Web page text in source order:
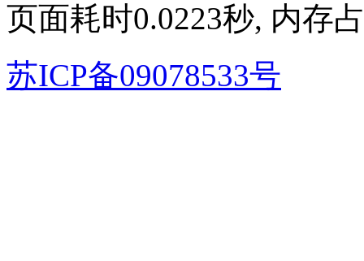
页面耗时0.0223秒, 内存
苏ICP备09078533号